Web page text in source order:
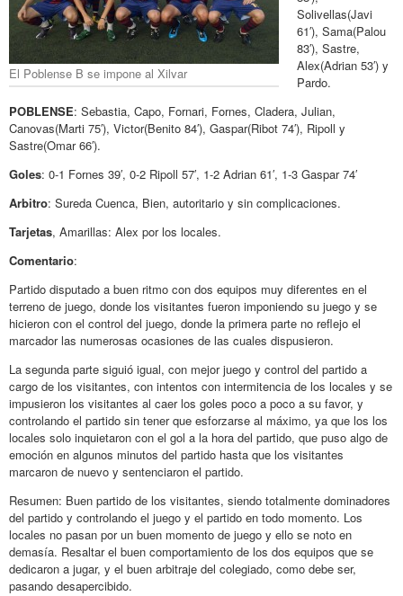
El Poblense B se impone al Xilvar
Solivellas(Javi
61′), Sama(Palou
83′), Sastre,
Alex(Adrian 53′) y
Pardo.
POBLENSE: Sebastia, Capo, Fornari, Fornes, Cladera, Julian,
Canovas(Marti 75′), Victor(Benito 84′), Gaspar(Ribot 74′), Ripoll y
Sastre(Omar 66′).
Goles: 0-1 Fornes 39′, 0-2 Ripoll 57′, 1-2 Adrian 61′, 1-3 Gaspar 74′
Arbitro: Sureda Cuenca, Bien, autoritario y sin complicaciones.
Tarjetas, Amarillas: Alex por los locales.
Comentario:
Partido disputado a buen ritmo con dos equipos muy diferentes en el
terreno de juego, donde los visitantes fueron imponiendo su juego y se
hicieron con el control del juego, donde la primera parte no reflejo el
marcador las numerosas ocasiones de las cuales dispusieron.
La segunda parte siguió igual, con mejor juego y control del partido a
cargo de los visitantes, con intentos con intermitencia de los locales y se
impusieron los visitantes al caer los goles poco a poco a su favor, y
controlando el partido sin tener que esforzarse al máximo, ya que los los
locales solo inquietaron con el gol a la hora del partido, que puso algo de
emoción en algunos minutos del partido hasta que los visitantes
marcaron de nuevo y sentenciaron el partido.
Resumen: Buen partido de los visitantes, siendo totalmente dominadores
del partido y controlando el juego y el partido en todo momento. Los
locales no pasan por un buen momento de juego y ello se noto en
demasía. Resaltar el buen comportamiento de los dos equipos que se
dedicaron a jugar, y el buen arbitraje del colegiado, como debe ser,
pasando desapercibido.